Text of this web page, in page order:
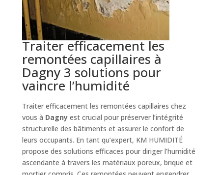
Traiter efficacement les
remontées capillaires à
Dagny 3 solutions pour
vaincre l’humidité
Traiter efficacement les remontées capillaires chez
vous à Dagnyest crucial pour préserver l’intégrité
structurelle des bâtiments et assurer le confort de
leurs occupants. En tant qu’expert, KM HUMIDITÉ
propose des solutions efficaces pour diriger l’humidité
ascendante à travers les matériaux poreux, brique et